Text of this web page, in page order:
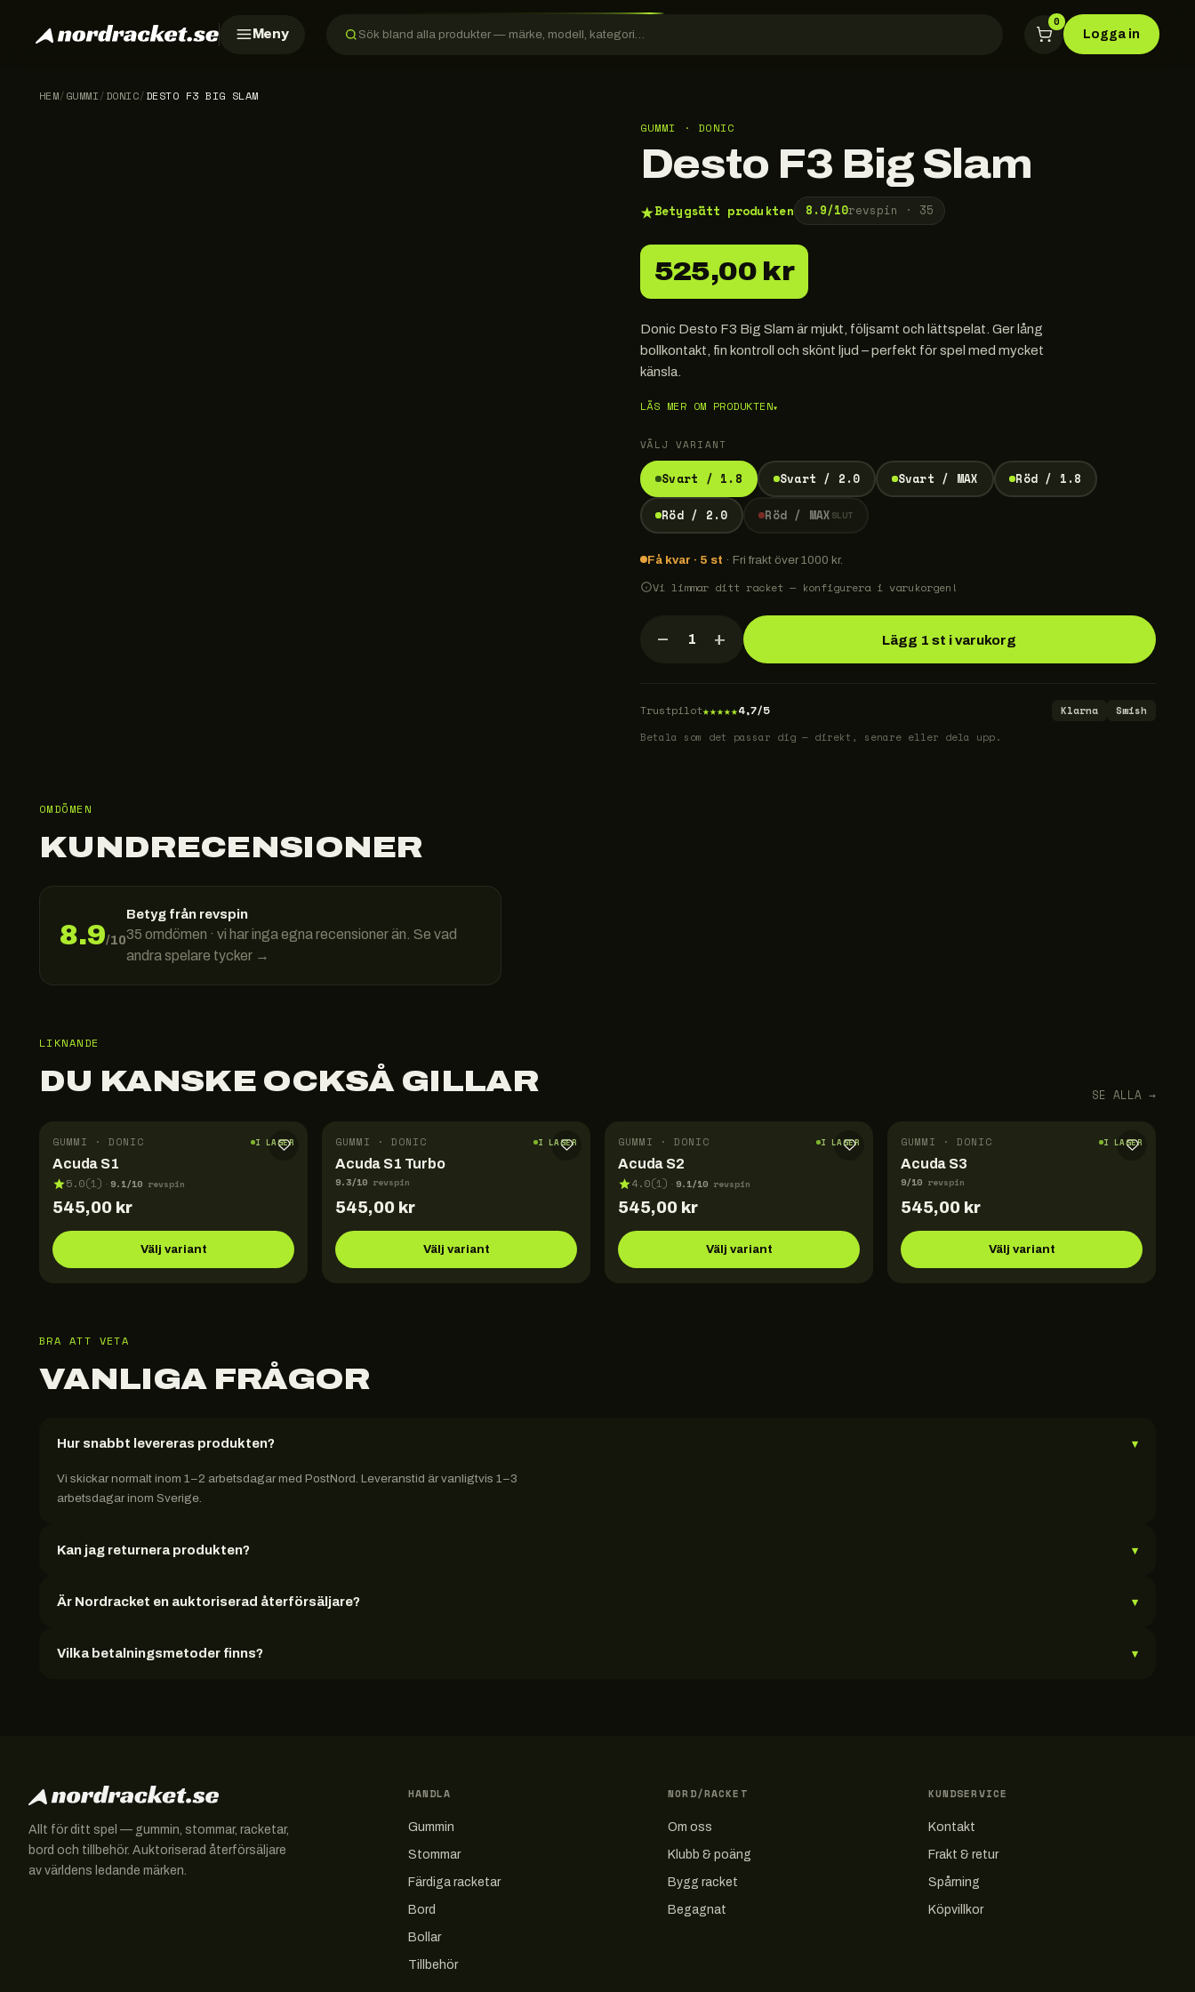
Meny
0
Logga in
HEM/GUMMI/DONIC/DESTO F3 BIG SLAM
GUMMI · DONIC
Desto F3 Big Slam
★Betygsätt produkten 8.9/10revspin · 35
525,00 kr
Donic Desto F3 Big Slam är mjukt, följsamt och lättspelat. Ger lång
bollkontakt, fin kontroll och skönt ljud – perfekt för spel med mycket
känsla.
LÄS MER OM PRODUKTEN▾
VÄLJ VARIANT
Svart / 1.8 Svart / 2.0 Svart / MAX Röd / 1.8
Röd / 2.0 Röd / MAX SLUT
Få kvar · 5 st · Fri frakt över 1000 kr.
Vi limmar ditt racket — konfigurera i varukorgen!
− 1 + Lägg 1 st i varukorg
Trustpilot★★★★★4,7/5 Klarna
Swish
Betala som det passar dig — direkt, senare eller dela upp.
OMDÖMEN
KUNDRECENSIONER
8.9/10
Betyg från revspin
35 omdömen · vi har inga egna recensioner än. Se vad
andra spelare tycker →
LIKNANDE
DU KANSKE OCKSÅ GILLAR SE ALLA →
GUMMI · DONIC I LAGER
Acuda S1
5.0(1) · 9.1/10 revspin
545,00 kr
Välj variant
GUMMI · DONIC I LAGER
Acuda S1 Turbo
9.3/10 revspin
545,00 kr
Välj variant
GUMMI · DONIC I LAGER
Acuda S2
4.0(1) · 9.1/10 revspin
545,00 kr
Välj variant
GUMMI · DONIC I LAGER
Acuda S3
9/10 revspin
545,00 kr
Välj variant
BRA ATT VETA
VANLIGA FRÅGOR
Hur snabbt levereras produkten? ▾
Vi skickar normalt inom 1–2 arbetsdagar med PostNord. Leveranstid är vanligtvis 1–3
arbetsdagar inom Sverige.
Kan jag returnera produkten? ▾
Är Nordracket en auktoriserad återförsäljare? ▾
Vilka betalningsmetoder finns? ▾
Allt för ditt spel — gummin, stommar, racketar,
bord och tillbehör. Auktoriserad återförsäljare
av världens ledande märken.
HANDLA
Gummin
Stommar
Färdiga racketar
Bord
Bollar
Tillbehör
NORD/RACKET
Om oss
Klubb & poäng
Bygg racket
Begagnat
KUNDSERVICE
Kontakt
Frakt & retur
Spårning
Köpvillkor